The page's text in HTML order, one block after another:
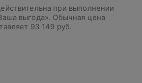
при выполнении
выгода». Обычная цена
93 149 руб.